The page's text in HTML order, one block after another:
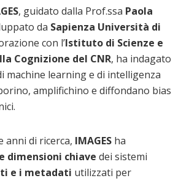
, guidato dalla Prof.ssa Paola
da Sapienza Università di
con l’Istituto di Scienze e
Cognizione del CNR, ha indagato
machine learning e di intelligenza
amplifichino e diffondano bias
anni di ricerca, IMAGES ha
dimensioni chiave dei sistemi
e i metadati utilizzati per